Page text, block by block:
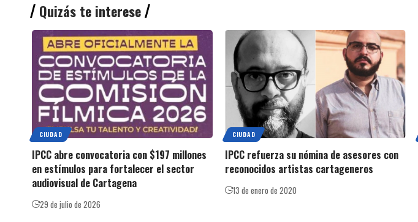
Quizás te interese
CIUDAD
IPCC abre convocatoria con $197 millones
en estímulos para fortalecer el sector
audiovisual de Cartagena
29 de julio de 2026
CIUDAD
IPCC refuerza su nómina de asesores con
reconocidos artistas cartageneros
13 de enero de 2020